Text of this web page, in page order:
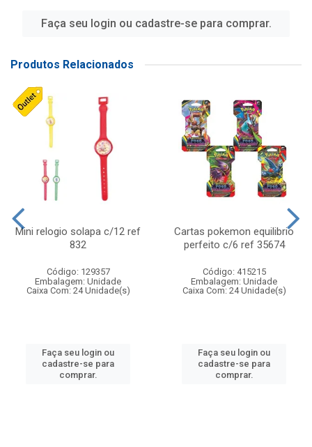
Faça seu login ou cadastre-se para comprar.
Produtos Relacionados
Mini relogio solapa c/12 ref
832
Código: 129357
Embalagem: Unidade
Caixa Com: 24 Unidade(s)
Faça seu login ou
cadastre-se para
comprar.
Cartas pokemon equilibrio
perfeito c/6 ref 35674
Código: 415215
Embalagem: Unidade
Caixa Com: 24 Unidade(s)
Faça seu login ou
cadastre-se para
comprar.